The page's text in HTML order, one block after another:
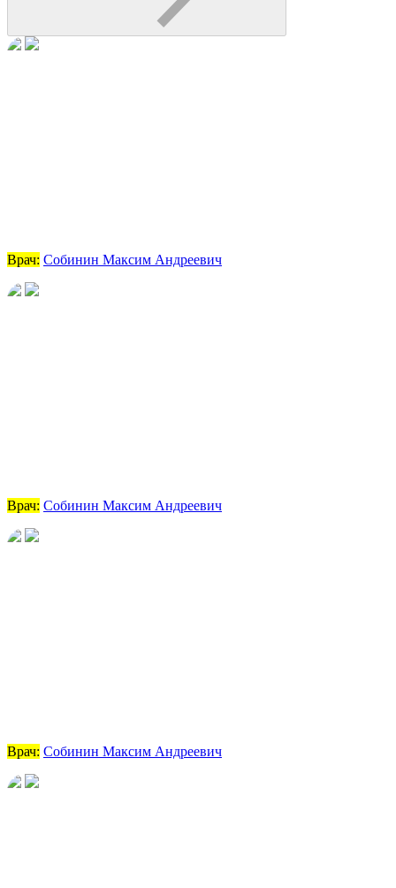
Врач: Собинин Максим Андреевич
Врач: Собинин Максим Андреевич
Врач: Собинин Максим Андреевич